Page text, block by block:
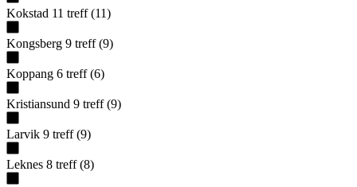
Kokstad 11 treff (11)
Kongsberg 9 treff (9)
Koppang 6 treff (6)
Kristiansund 9 treff (9)
Larvik 9 treff (9)
Leknes 8 treff (8)